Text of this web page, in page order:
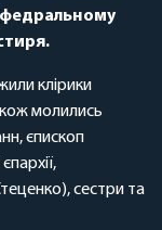
клірики
молились
єпископ
сестри та